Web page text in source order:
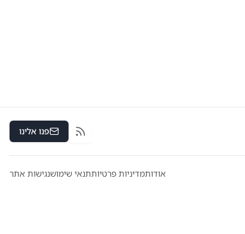
RSS פנו אלינו
אודותמדיניות פרטיותתנאי שימושנגישות אתר